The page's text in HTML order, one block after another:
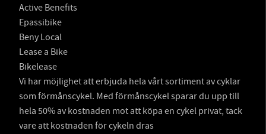
Active Benefits
Epassibike
Beny Local
Lease a Bike
Bikelease
Vi har möjlighet att erbjuda hela vårt sortiment av cyklar
som förmånscykel. Med förmånscykel sparar du upp till
hela 50% av kostnaden mot att köpa en cykel privat, tack
vare att kostnaden för cykeln dras